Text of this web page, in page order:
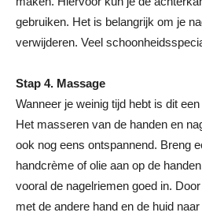
gebruiken. Het is belangrijk om je
verwijderen. Veel
Stap 4. Massage
Wanneer je weinig tijd hebt is dit
Het masseren van de handen en
ook nog eens ontspannend. Breng
handcrème of olie aan op de
vooral de nagelriemen goed in.
met de andere hand en de huid